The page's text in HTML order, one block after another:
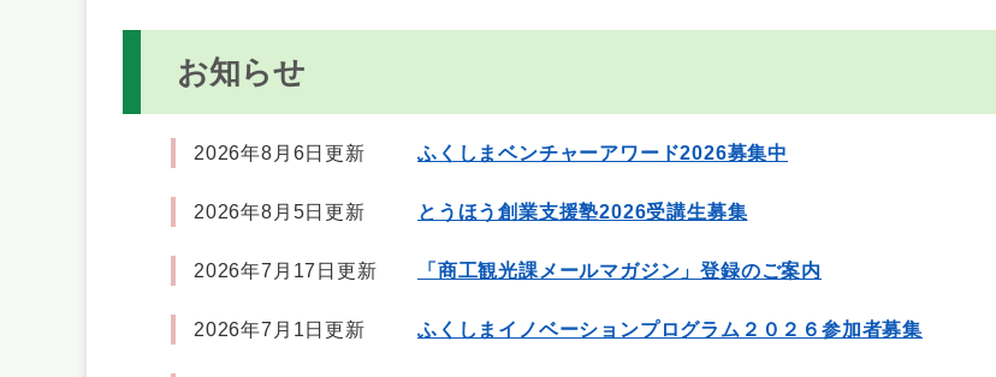
お知らせ
2026年8月6日更新 ふくしまベンチャーアワード2026募集中
2026年8月5日更新 とうほう創業支援塾2026受講生募集
2026年7月17日更新 「商工観光課メールマガジン」登録のご案内
2026年7月1日更新 ふくしまイノベーションプログラム２０２６参加者募集